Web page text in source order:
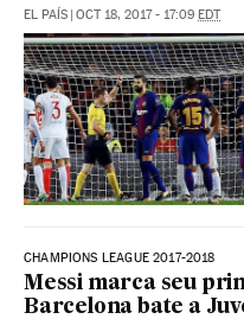
EL PAÍS | OCT 18, 2017 - 17:09 EDT
CHAMPIONS LEAGUE 2017-2018
Messi marca seu
Barcelona bate a